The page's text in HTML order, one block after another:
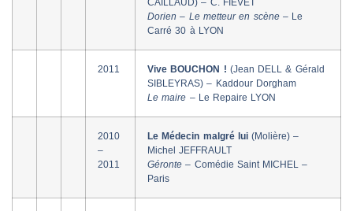
CAILLAUD) – C. FIEVET
Dorien – Le metteur en scène –
Le
Carré 30 à LYON
2011 Vive BOUCHON ! (Jean DELL & Gérald
SIBLEYRAS) – Kaddour Dorgham
Le maire –
Le Repaire LYON
2010
–
2011
Le Médecin malgré lui(Molière) –
Michel JEFFRAULT
Géronte – Comédie Saint MICHEL –
Paris